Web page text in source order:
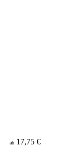
ab 17,75 €